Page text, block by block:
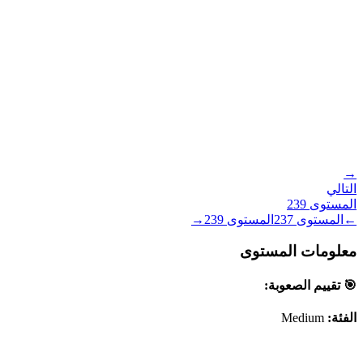
→
التالي
المستوى 239
← المستوى 237 المستوى 239
→
معلومات المستوى
🎯 تقييم الصعوبة:
الفئة: Medium